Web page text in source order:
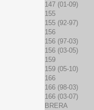
147 (01-09)
155
155 (92-97)
156
156 (97-03)
156 (03-05)
159
159 (05-10)
166
166 (98-03)
166 (03-07)
BRERA